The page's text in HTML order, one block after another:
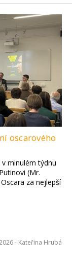
oscarového
minulém týdnu
(Mr.
za nejlepší
- Kateřina Hrubá